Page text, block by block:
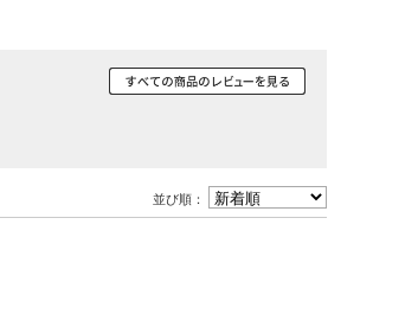
並び順：